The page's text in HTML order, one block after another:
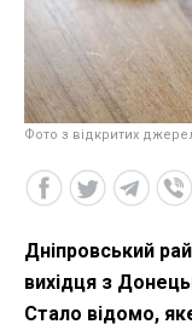
Фото з відкритих
Дніпровський
вихідця з
Стало відомо,